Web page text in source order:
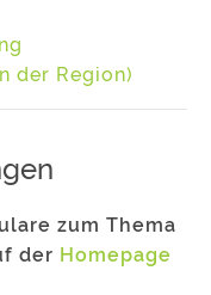
der Region)
zum Thema
der Homepage